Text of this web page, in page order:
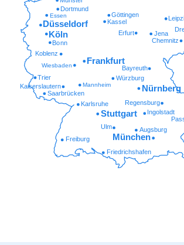
Friedrichshafen
Freiburg
Augsburg
Ulm
Ingolstadt
Regensburg
Karlsruhe
Saarbrücken
Kaiserslautern Mannheim
Würzburg
Trier
Wiesbaden Bayreuth
Koblenz
Chemnitz
Bonn
Erfurt Jena
Kassel
Göttingen
Essen
Dortmund
München
Stuttgart
Nürnberg
Frankfurt
Köln
Düsseldorf